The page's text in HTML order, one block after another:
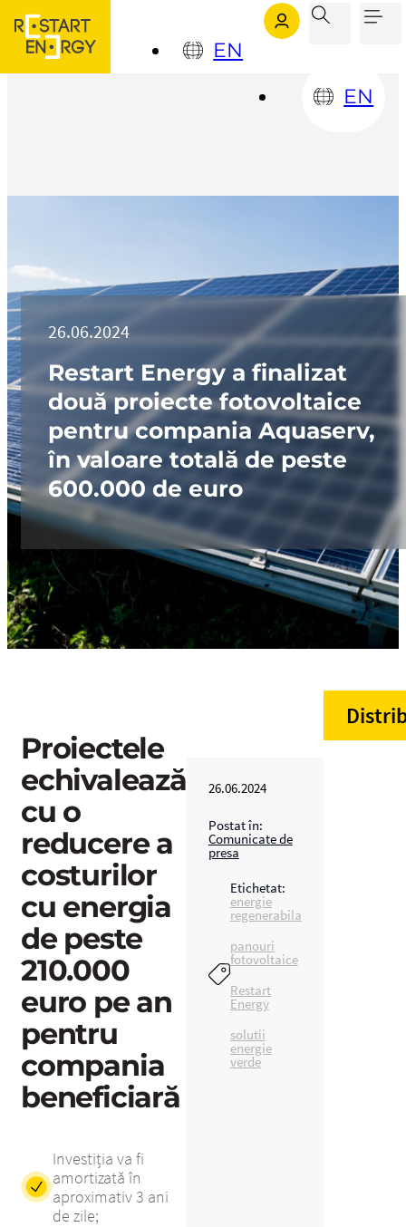
Sari la conținutul principal
EN
EN
26.06.2024
Restart Energy a finalizat
două proiecte fotovoltaice
pentru compania Aquaserv,
în valoare totală de peste
600.000 de euro
Proiectele
echivalează
cu o
reducere a
costurilor
cu energia
de peste
210.000
euro pe an
pentru
compania
beneficiară
Investiția va fi
amortizată în
aproximativ 3 ani
de zile;
26.06.2024
Postat în:
Comunicate de
presa
Etichetat:
energie
regenerabila
panouri
fotovoltaice
Restart
Energy
solutii
energie
verde